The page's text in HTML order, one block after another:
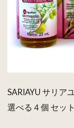
SARIAYU サリ
選べる４個 セット